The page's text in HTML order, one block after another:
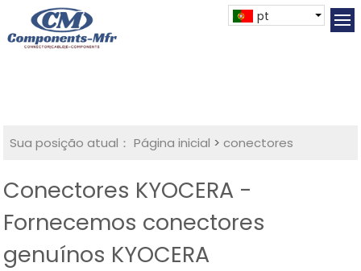
pt
Sua posição atual： Página inicial >conectores
Conectores KYOCERA -
Fornecemos conectores
genuínos KYOCERA